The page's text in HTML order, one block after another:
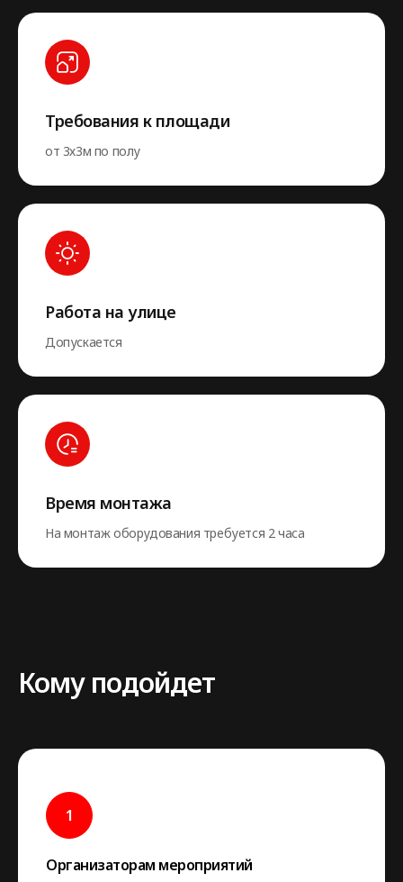
Требования к площади
от 3х3м по полу
Работа на улице
Допускается
Время монтажа
На монтаж оборудования требуется 2 часа
Кому подойдет
Организаторам мероприятий